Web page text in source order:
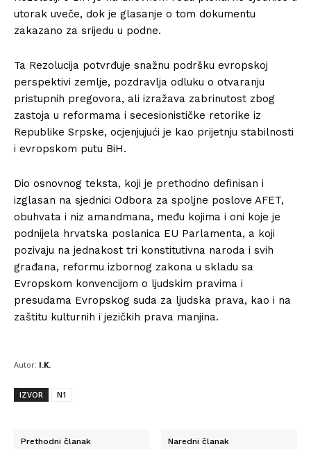
utorak uveče, dok je glasanje o tom dokumentu
zakazano za srijedu u podne.
Ta Rezolucija potvrđuje snažnu podršku evropskoj
perspektivi zemlje, pozdravlja odluku o otvaranju
pristupnih pregovora, ali izražava zabrinutost zbog
zastoja u reformama i secesionističke retorike iz
Republike Srpske, ocjenjujući je kao prijetnju stabilnosti
i evropskom putu BiH.
Dio osnovnog teksta, koji je prethodno definisan i
izglasan na sjednici Odbora za spoljne poslove AFET,
obuhvata i niz amandmana, među kojima i oni koje je
podnijela hrvatska poslanica EU Parlamenta, a koji
pozivaju na jednakost tri konstitutivna naroda i svih
građana, reformu izbornog zakona u skladu sa
Evropskom konvencijom o ljudskim pravima i
presudama Evropskog suda za ljudska prava, kao i na
zaštitu kulturnih i jezičkih prava manjina.
Autor: I.K.
IZVOR N1
Prethodni članak Naredni članak